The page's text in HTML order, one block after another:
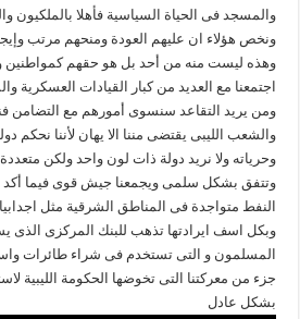
والمسجد فى الحياة السياسية فأهلا بالملكيون
ونخص هؤلاء ان عليهم العودة ومنحهم مرتب
وهذه ليست منه من أحد بل هو حقهم كمواطنين
اجتمعنا مع العديد من كبار القيادات العسكرية
ومن يريد التقاعد سنسوى أمورهم مع التضامن
والشعب الليبى يقتضى مننا الا يهان لأننا نحكم
وحرياته ولا نريد دولة ذات لون واحد ولكن
وتتفق بشكل سلمى ويجمعنا جيش قوى فيما أكد
النفط متواجدة فى المناطق الشرقية مثل
وبكل اسف ايرادتها تذهب للبنك المركزى الذى
المسلمون و التى تستخدم فى شراء طائرات
جزء من معركتنا التى تخوضها الحكومة الليبية
بشكل عادل